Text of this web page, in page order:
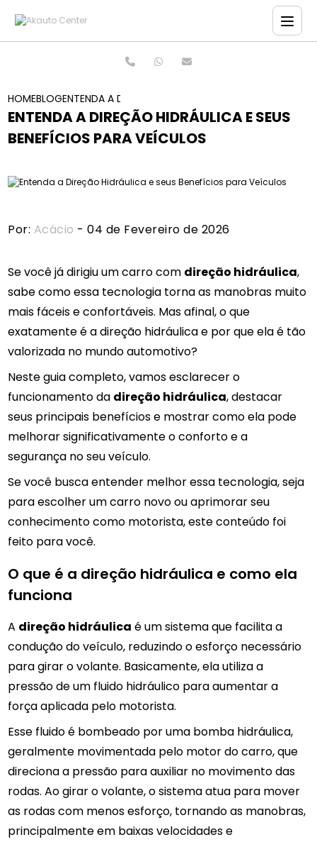
HOMEBLOGENTENDA A DIREÇÃO HIDRÁULICA E SEUS BENEFÍCIOS
ENTENDA A DIREÇÃO HIDRÁULICA E SEUS
BENEFÍCIOS PARA VEÍCULOS
Por: Acácio - 04 de Fevereiro de 2026
Se você já dirigiu um carro com direção hidráulica,
sabe como essa tecnologia torna as manobras muito
mais fáceis e confortáveis. Mas afinal, o que
exatamente é a direção hidráulica e por que ela é tão
valorizada no mundo automotivo?
Neste guia completo, vamos esclarecer o
funcionamento da direção hidráulica, destacar
seus principais benefícios e mostrar como ela pode
melhorar significativamente o conforto e a
segurança no seu veículo.
Se você busca entender melhor essa tecnologia, seja
para escolher um carro novo ou aprimorar seu
conhecimento como motorista, este conteúdo foi
feito para você.
O que é a direção hidráulica e como ela
funciona
A direção hidráulica é um sistema que facilita a
condução do veículo, reduzindo o esforço necessário
para girar o volante. Basicamente, ela utiliza a
pressão de um fluido hidráulico para aumentar a
força aplicada pelo motorista.
Esse fluido é bombeado por uma bomba hidráulica,
geralmente movimentada pelo motor do carro, que
direciona a pressão para auxiliar no movimento das
rodas. Ao girar o volante, o sistema atua para mover
as rodas com menos esforço, tornando as manobras,
principalmente em baixas velocidades e